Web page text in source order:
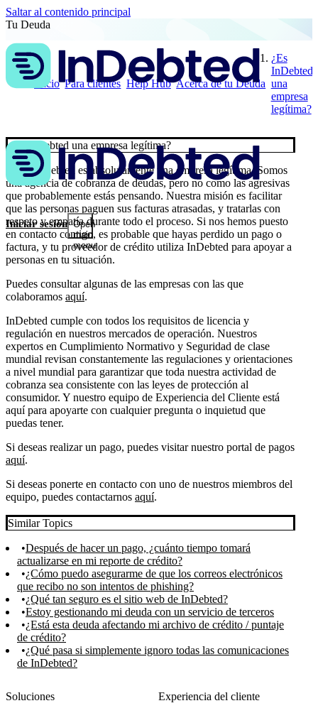
Saltar al contenido principal
Iniciar sesión Open
main
menu
Tu Deuda
Inicio Para clientes Help Hub Acerca de tu Deuda
¿Es
InDebted
una
empresa
legítima?
¿Es InDebted una empresa legítima?
✅ Sí, InDebted es absolutamente una empresa legítima. Somos
una agencia de cobranza de deudas, pero no como las agresivas
que probablemente estás pensando. Nuestra misión es facilitar
que las personas paguen sus facturas atrasadas, y tratarlas con
respeto y empatía durante todo el proceso. Si nos hemos puesto
en contacto contigo, es probable que hayas perdido un pago o
factura, y tu proveedor de crédito utiliza InDebted para apoyar a
personas en tu situación.
Puedes consultar algunas de las empresas con las que
colaboramos aquí.
InDebted cumple con todos los requisitos de licencia y
regulación en nuestros mercados de operación. Nuestros
expertos en Cumplimiento Normativo y Seguridad de clase
mundial revisan constantemente las regulaciones y orientaciones
a nivel mundial para garantizar que toda nuestra actividad de
cobranza sea consistente con las leyes de protección al
consumidor. Y nuestro equipo de Experiencia del Cliente está
aquí para apoyarte con cualquier pregunta o inquietud que
puedas tener.
Si deseas realizar un pago, puedes visitar nuestro portal de pagos
aquí.
Si deseas ponerte en contacto con uno de nuestros miembros del
equipo, puedes contactarnos aquí.
Similar Topics
Después de hacer un pago, ¿cuánto tiempo tomará
actualizarse en mi reporte de crédito?
¿Cómo puedo asegurarme de que los correos electrónicos
que recibo no son intentos de phishing?
¿Qué tan seguro es el sitio web de InDebted?
Estoy gestionando mi deuda con un servicio de terceros
¿Está esta deuda afectando mi archivo de crédito / puntaje
de crédito?
¿Qué pasa si simplemente ignoro todas las comunicaciones
de InDebted?
Soluciones
Experiencia del cliente